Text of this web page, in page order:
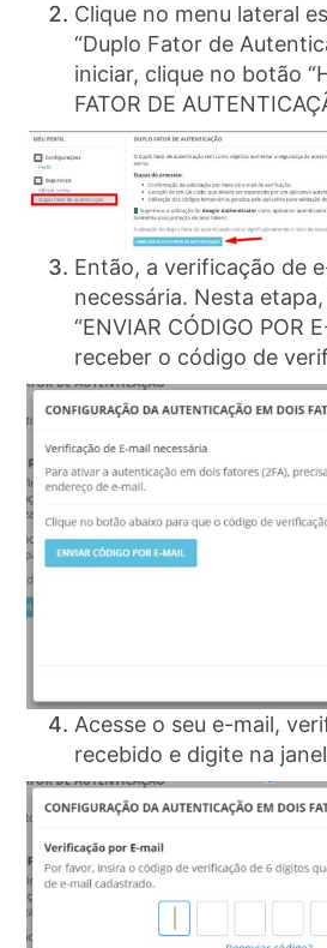
Clique no menu lateral
“Duplo Fator de
iniciar, clique no botão
FATOR DE
Então, a verificação de
necessária. Nesta
“ENVIAR CÓDIGO POR
receber o código de
Acesse o seu e-mail,
recebido e digite na